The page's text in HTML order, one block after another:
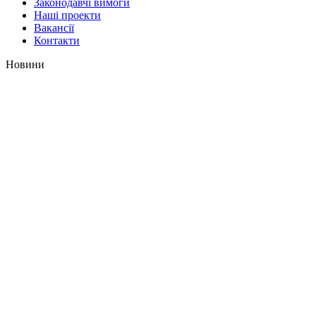
Наші проекти
Вакансії
Контакти
Новини